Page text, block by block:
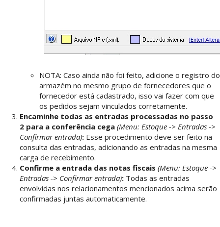
NOTA: Caso ainda não foi feito, adicione o registro do
armazém no mesmo grupo de fornecedores que o
fornecedor está cadastrado, isso vai fazer com que
os pedidos sejam vinculados corretamente.
Encaminhe todas as entradas processadas no passo
2 para a conferência cega (Menu: Estoque -> Entradas ->
Confirmar entrada): Esse procedimento deve ser feito na
consulta das entradas, adicionando as entradas na mesma
carga de recebimento.
Confirme a entrada das notas fiscais (Menu: Estoque ->
Entradas -> Confirmar entrada): Todas as entradas
envolvidas nos relacionamentos mencionados acima serão
confirmadas juntas automaticamente.